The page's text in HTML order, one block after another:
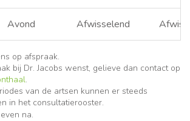
Avond Afwisselend
op afspraak.
bij Dr. Jacobs wenst, gelieve dan contact op
.
van de artsen kunnen er steeds
in het consultatierooster.
na.